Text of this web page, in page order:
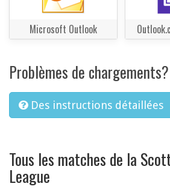
Microsoft Outlook
Problèmes de chargements?
Des instructions détaillées
Tous les matches de la
League